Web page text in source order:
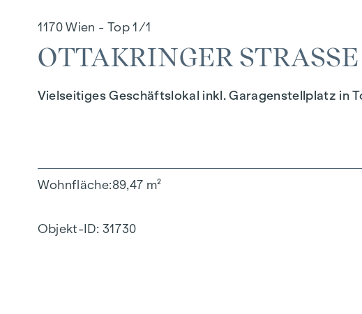
1170 Wien - Top 1/1
OTTAKRINGER
Vielseitiges Geschäftslokal inkl. Garagenstellplatz in
Wohnfläche 89,47 m²
Objekt-ID: 31730